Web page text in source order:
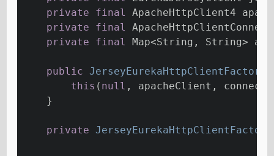
private
final
ApacheHttpClient4
private
final
private
final Map<String, String>
public JerseyEurekaHttpClientFactory
this ( null , apacheClient,
    }
private JerseyEurekaHttpClientFactory